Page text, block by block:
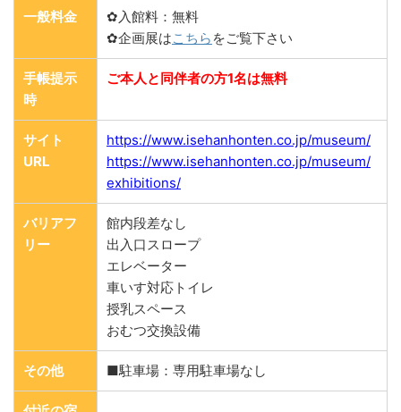
一般料金
✿入館料：無料
✿企画展はこちら をご覧下さい
手帳提示
時
ご本人と同伴者の方1名は無料
サイト
URL
https://www.isehanhonten.co.jp/museum/
https://www.isehanhonten.co.jp/museum/
exhibitions/
バリアフ
リー
館内段差なし
出入口スロープ
エレベーター
車いす対応トイレ
授乳スペース
おむつ交換設備
その他 ■駐車場：専用駐車場なし